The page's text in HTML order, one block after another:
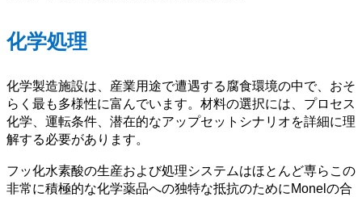
化学処理
化学製造施設は、産業用途で遭遇する腐食環境の中で、おそ
らく最も多様性に富んでいます。材料の選択には、プロセス
化学、運転条件、潜在的なアップセットシナリオを詳細に理
解する必要があります。
フッ化水素酸の生産および処理システムはほとんど専らこの
非常に積極的な化学薬品への独特な抵抗のためにMonelの合